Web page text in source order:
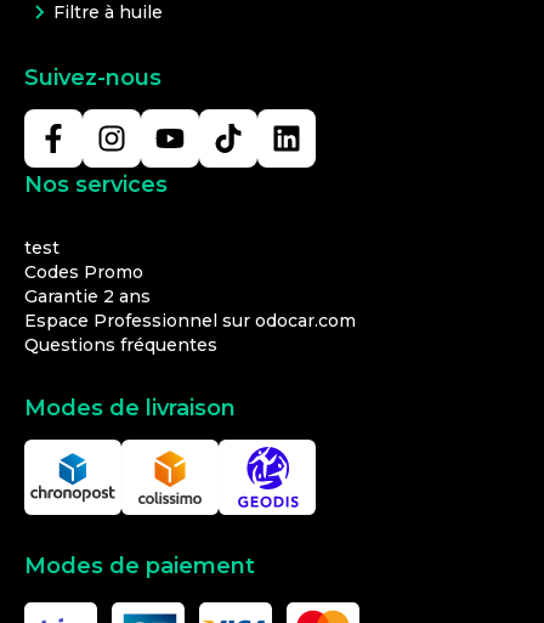
Filtre à huile
Suivez-nous
Nos services
test
Codes Promo
Garantie 2 ans
Espace Professionnel sur odocar.com
Questions fréquentes
Modes de livraison
Modes de paiement